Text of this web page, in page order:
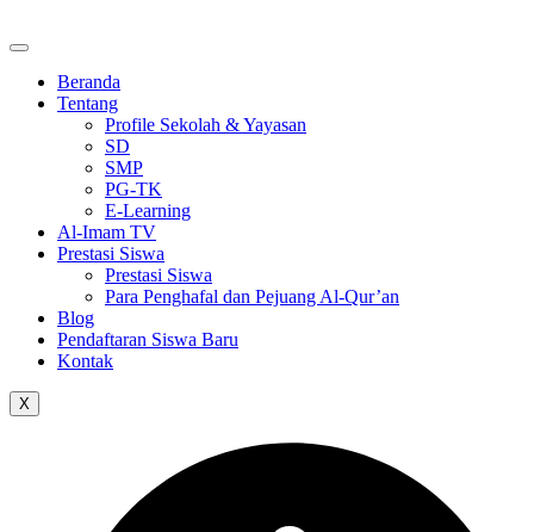
to
contentBeranda
Tentang
Profile Sekolah & Yayasan
SD
SMP
PG-TK
E-Learning
Al-Imam TV
Prestasi Siswa
Prestasi Siswa
Para Penghafal dan Pejuang Al-Qur’an
Blog
Pendaftaran Siswa Baru
Kontak
X